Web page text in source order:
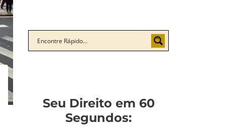
Seu Direito em 60
Segundos: